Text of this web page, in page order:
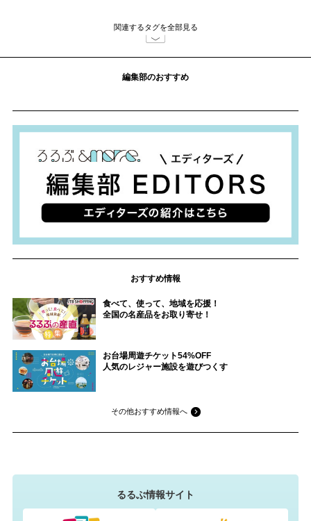
関連するタグを全部見る
編集部のおすすめ
おすすめ情報
食べて、使って、地域を応援！
全国の名産品をお取り寄せ！
お台場周遊チケット54%OFF
人気のレジャー施設を遊びつくす
その他おすすめ情報へ
るるぶ情報サイト